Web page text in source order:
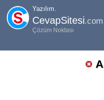
Yazılım.
CevapSitesi.com
Çözüm Noktası